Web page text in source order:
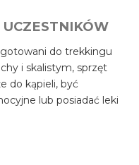
do trekkingu
i skalistym, sprzęt
do kąpieli, być
lub posiadać leki